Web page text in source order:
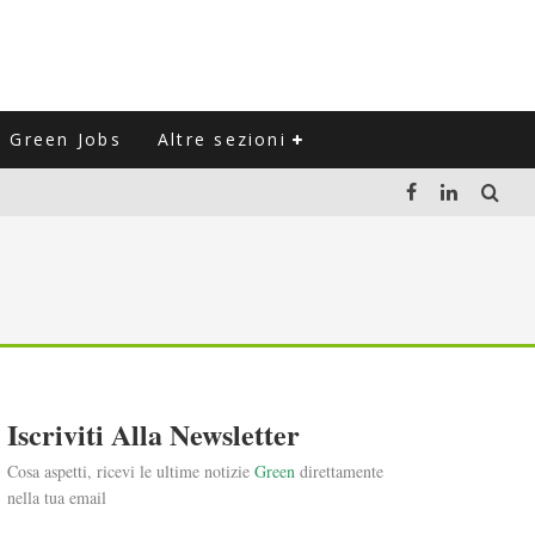
Green Jobs Altre sezioni
Iscriviti Alla Newsletter
Cosa aspetti, ricevi le ultime notizie Green direttamente
nella tua email